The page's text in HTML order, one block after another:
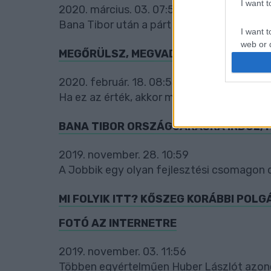
I want
I want
web or
or app.
I want
I want
2020. március. 03. 07:58
Bana Tibor után a párt összes Vas megyei
MEGŐRÜLSZ, MEGVADULSZ: VAS
2020. február. 18. 08:53
Ha ez az érték, akkor mi lehet az
BANA TIBOR ORSZÁGJÁRÁSRA INDUL,
2019. november. 28. 10:59
A Jobbik egy olyan fejlesztési csomagon
MI FOLYIK ITT? KŐSZEG KORÁBBI
FOTÓ AZ INTERNETRE
2019. november. 03. 11:56
Többen egyértelműen Huber Lászlót